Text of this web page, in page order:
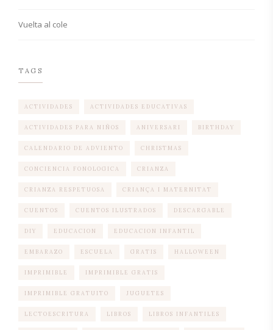
Vuelta al cole
TAGS
ACTIVIDADES ACTIVIDADES EDUCATIVAS
ACTIVIDADES PARA NIÑOS ANIVERSARI BIRTHDAY
CALENDARIO DE ADVIENTO CHRISTMAS
CONCIENCIA FONOLOGICA CRIANZA
CRIANZA RESPETUOSA CRIANÇA I MATERNITAT
CUENTOS CUENTOS ILUSTRADOS DESCARGABLE
DIY EDUCACION EDUCACION INFANTIL
EMBARAZO ESCUELA GRATIS HALLOWEEN
IMPRIMIBLE IMPRIMIBLE GRATIS
IMPRIMIBLE GRATUITO JUGUETES
LECTOESCRITURA LIBROS LIBROS INFANTILES